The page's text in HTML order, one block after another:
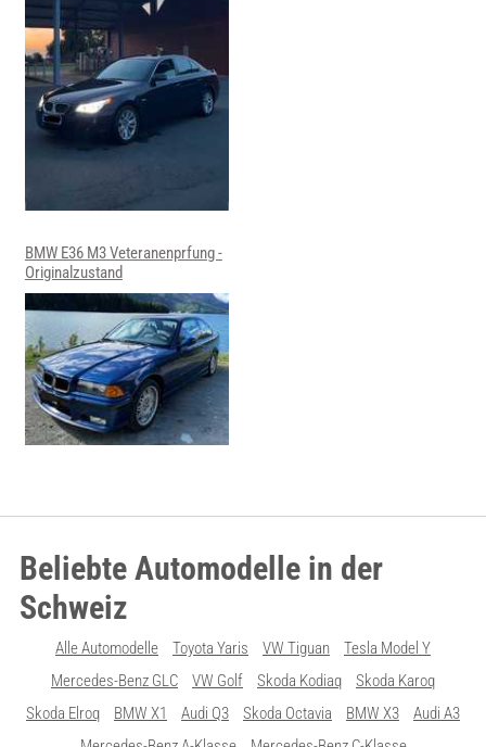
BMW E36 M3 Veteranenprfung -
Originalzustand
Beliebte Automodelle in der
Schweiz
Alle Automodelle Toyota Yaris VW Tiguan
Tesla Model Y
Mercedes-Benz GLC
VW Golf Skoda Kodiaq
Skoda Karoq
Skoda Elroq
BMW X1 Audi Q3 Skoda Octavia BMW X3
Audi A3